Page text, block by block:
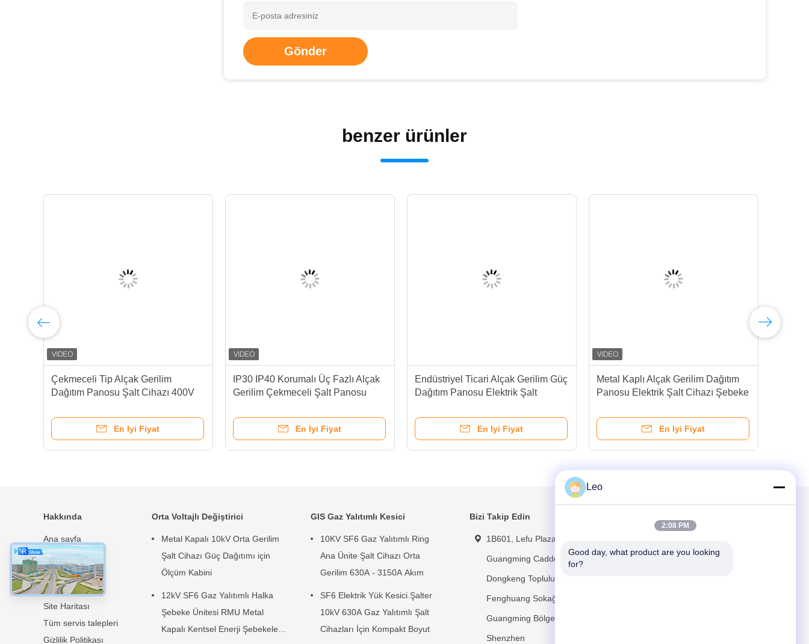
Gönder
benzer ürünler
Çekmeceli Tip Alçak Gerilim
Dağıtım Panosu Şalt Cihazı 400V
En Iyi Fiyat
IP30 IP40 Korumalı Üç Fazlı Alçak
Gerilim Çekmeceli Şalt Panosu
En Iyi Fiyat
Endüstriyel Ticari Alçak Gerilim Güç
Dağıtım Panosu Elektrik Şalt
En Iyi Fiyat
Metal Kaplı Alçak Gerilim Dağıtım
Panosu Elektrik Şalt Cihazı Şebeke
En Iyi Fiyat
Hakkında
Ana sayfa
Ürünler
Hakkımızda
Haberler
Site Haritası
Tüm servis talepleri
Gizlilik Politikası
Orta Voltajlı Değiştirici
Metal Kapalı 10kV Orta Gerilim
Şalt Cihazı Güç Dağıtımı için
Ölçüm Kabini
12kV SF6 Gaz Yalıtımlı Halka
Şebeke Ünitesi RMU Metal
Kapalı Kentsel Enerji Şebekeleri
GIS Gaz Yalıtımlı Kesici
10KV SF6 Gaz Yalıtımlı Ring
Ana Ünite Şalt Cihazı Orta
Gerilim 630A - 3150A Akım
SF6 Elektrik Yük Kesici Şalter
10kV 630A Gaz Yalıtımlı Şalt
Cihazları İçin Kompakt Boyut
Bizi Takip Edin
1B601, Lefu Plaza, No. 481
Guangming Caddesi,
Dongkeng Topluluğu,
Fenghuang Sokağı,
Guangming Bölgesi,
Shenzhen
Leo
2:08 PM
Good day, what product are you looking
for?